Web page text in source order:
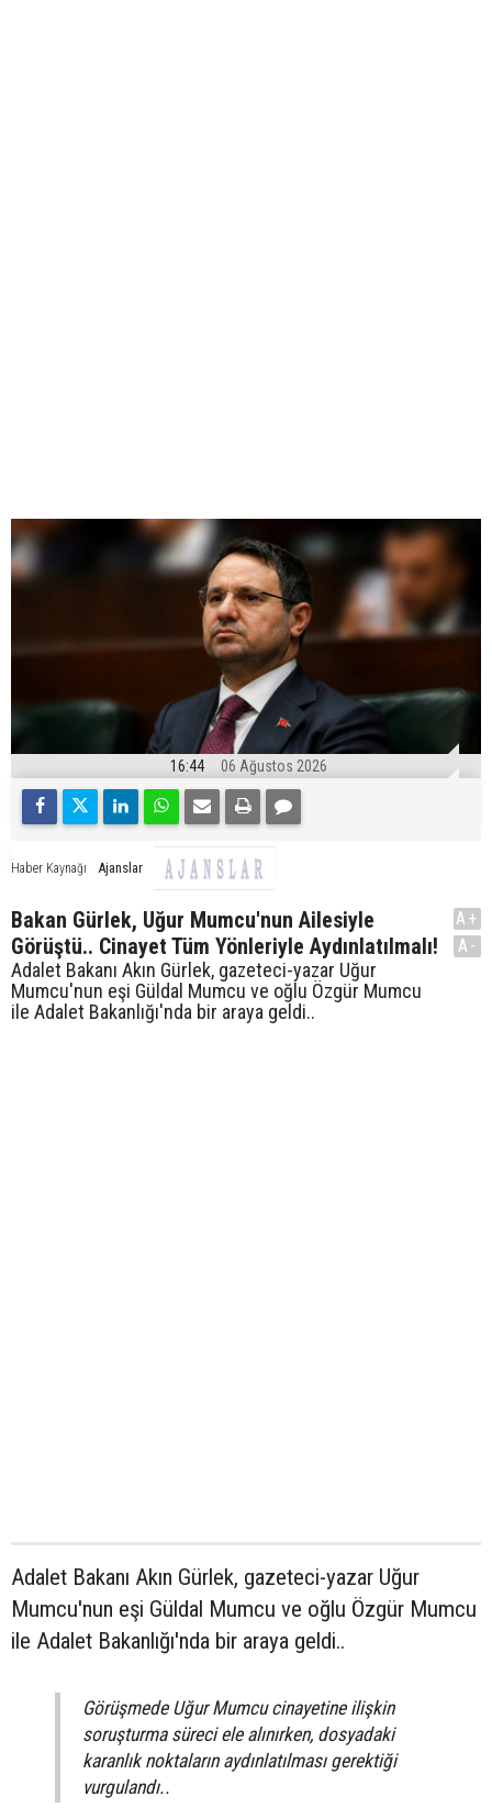
16:44 06 Ağustos 2026
Haber Kaynağı Ajanslar
Bakan Gürlek, Uğur Mumcu'nun Ailesiyle
Görüştü.. Cinayet Tüm Yönleriyle Aydınlatılmalı!
Adalet Bakanı Akın Gürlek, gazeteci-yazar Uğur
Mumcu'nun eşi Güldal Mumcu ve oğlu Özgür Mumcu
ile Adalet Bakanlığı'nda bir araya geldi..
A+
A-
Adalet Bakanı Akın Gürlek, gazeteci-yazar Uğur
Mumcu'nun eşi Güldal Mumcu ve oğlu Özgür Mumcu
ile Adalet Bakanlığı'nda bir araya geldi..
Görüşmede Uğur Mumcu cinayetine ilişkin
soruşturma süreci ele alınırken, dosyadaki
karanlık noktaların aydınlatılması gerektiği
vurgulandı..